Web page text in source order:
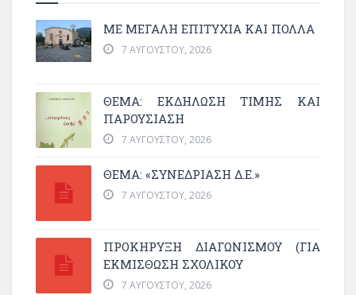
ΜΕ ΜΕΓΆΛΗ ΕΠΙΤΥΧΊΑ ΚΑΙ ΠΟΛΛΆ
7 ΑΥΓΟΎΣΤΟΥ, 2026
ΘΈΜΑ: ΕΚΔΉΛΩΣΗ ΤΙΜΉΣ ΚΑΙ
ΠΑΡΟΥΣΊΑΣΗ
7 ΑΥΓΟΎΣΤΟΥ, 2026
ΘΕΜΑ: «ΣΥΝΕΔΡΊΑΣΗ Δ.Ε.»
7 ΑΥΓΟΎΣΤΟΥ, 2026
ΠΡΟΚΗΡΥΞΗ ΔΙΑΓΩΝΙΣΜΟΥ (ΓΙΑ
ΕΚΜΊΣΘΩΣΗ ΣΧΟΛΙΚΟΎ
7 ΑΥΓΟΎΣΤΟΥ, 2026